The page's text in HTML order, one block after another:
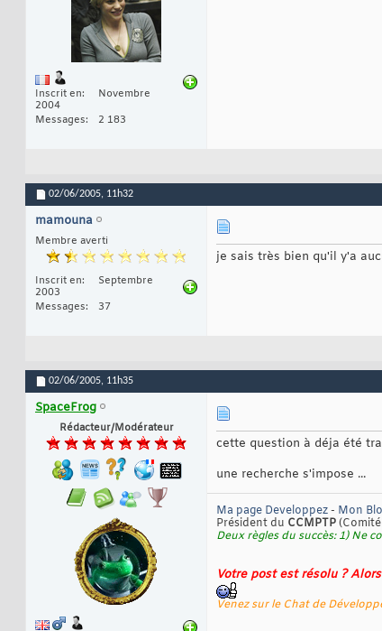
Inscrit en
Novembre
2004
Messages
2 183
02/06/2005, 11h32
mamouna
Membre averti
Inscrit en
Septembre
2003
Messages
37
je sais très bien qu'il y'a
02/06/2005, 11h35
SpaceFrog
Rédacteur/Modérateur
cette question à déja été
une recherche s'impose ...
Ma page Developpez- Mon
Président du CCMPTP
Deux règles du succès: 1) Ne
Votre post est résolu ?
Venez sur le Chat de